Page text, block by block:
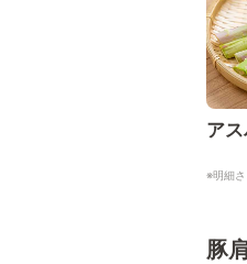
ア
※明細
豚